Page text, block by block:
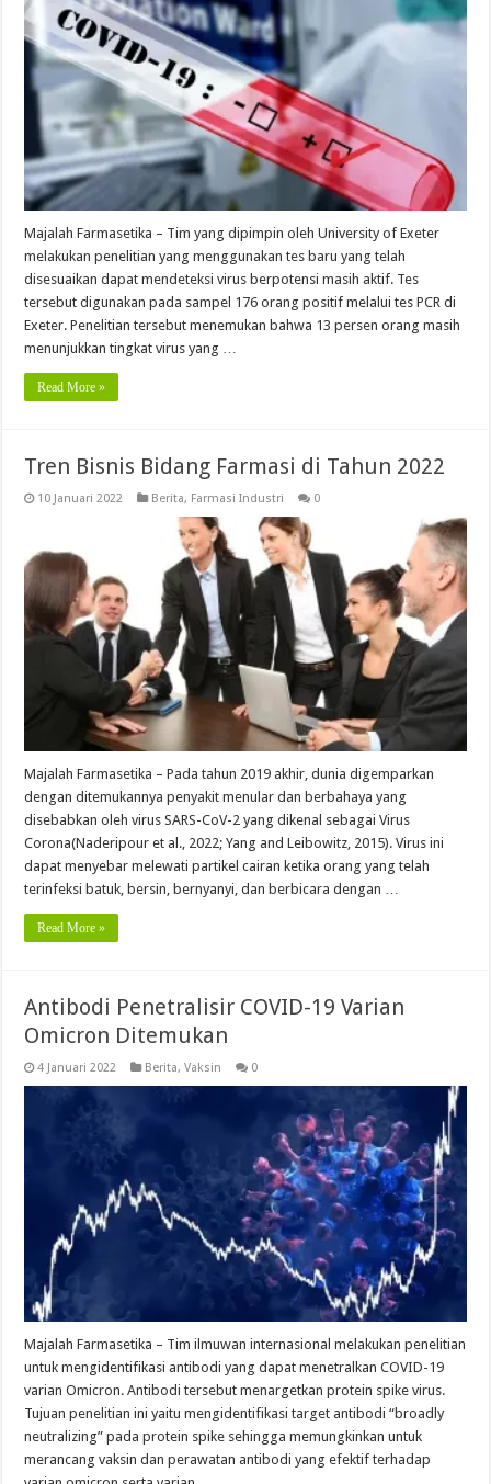
Majalah Farmasetika – Tim yang dipimpin oleh University of Exeter
melakukan penelitian yang menggunakan tes baru yang telah
disesuaikan dapat mendeteksi virus berpotensi masih aktif. Tes
tersebut digunakan pada sampel 176 orang positif melalui tes PCR di
Exeter. Penelitian tersebut menemukan bahwa 13 persen orang masih
menunjukkan tingkat virus yang …
Read More »
Tren Bisnis Bidang Farmasi di Tahun 2022
10 Januari 2022 Berita, Farmasi Industri 0
Majalah Farmasetika – Pada tahun 2019 akhir, dunia digemparkan
dengan ditemukannya penyakit menular dan berbahaya yang
disebabkan oleh virus SARS-CoV-2 yang dikenal sebagai Virus
Corona(Naderipour et al., 2022; Yang and Leibowitz, 2015). Virus ini
dapat menyebar melewati partikel cairan ketika orang yang telah
terinfeksi batuk, bersin, bernyanyi, dan berbicara dengan …
Read More »
Antibodi Penetralisir COVID-19 Varian
Omicron Ditemukan
4 Januari 2022 Berita,Vaksin 0
Majalah Farmasetika – Tim ilmuwan internasional melakukan penelitian
untuk mengidentifikasi antibodi yang dapat menetralkan COVID-19
varian Omicron. Antibodi tersebut menargetkan protein spike virus.
Tujuan penelitian ini yaitu mengidentifikasi target antibodi “broadly
neutralizing” pada protein spike sehingga memungkinkan untuk
merancang vaksin dan perawatan antibodi yang efektif terhadap